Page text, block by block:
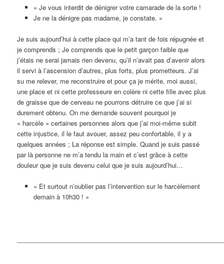
« Je vous interdit de dénigrer votre camarade de la sorte !
Je ne la dénigre pas madame, je constate. »
Je suis aujourd’hui à cette place qui m’a tant de fois répugnée et
je comprends ; Je comprends que le petit garçon faible que
j’étais ne serai jamais rien devenu, qu’il n’avait pas d’avenir alors
il servi à l’ascension d’autres, plus forts, plus prometteurs. J’ai
su me relever, me reconstruire et pour ça je mérite, moi aussi,
une place et ni cette professeure en colère ni cette fille avec plus
de graisse que de cerveau ne pourrons détruire ce que j’ai si
durement obtenu. On me demande souvent pourquoi je
« harcèle » certaines personnes alors que j’ai moi-même subit
cette injustice, il le faut avouer, assez peu confortable, il y a
quelques années ; La réponse est simple. Quand je suis passé
par là personne ne m’a tendu la main et c’est grâce à cette
douleur que je suis devenu celui que je suis aujourd’hui…
« Et surtout n’oublier pas l’intervention sur le harcèlement
demain à 10h30 ! »